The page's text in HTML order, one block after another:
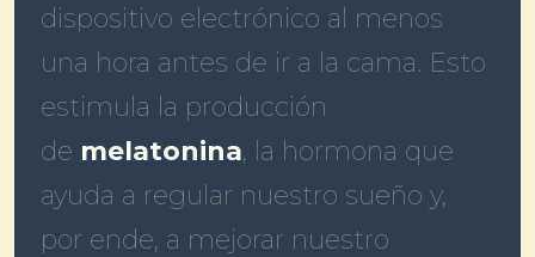
dispositivo electrónico al menos
una hora antes de ir a la cama. Esto
estimula la producción
de melatonina, la hormona que
ayuda a regular nuestro sueño y,
por ende, a mejorar nuestro